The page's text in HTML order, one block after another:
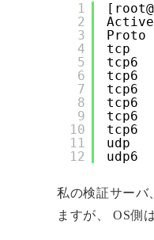
1
2
3
4
5
6
7
8
9
10
11
12
Proto
tcp
tcp6
tcp6
tcp6
tcp6
tcp6
tcp6
udp
udp6
私の検証サーバ
ますが、 OS側